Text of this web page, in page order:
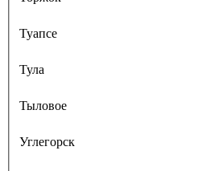
Туапсе
Тула
Тыловое
Углегорск